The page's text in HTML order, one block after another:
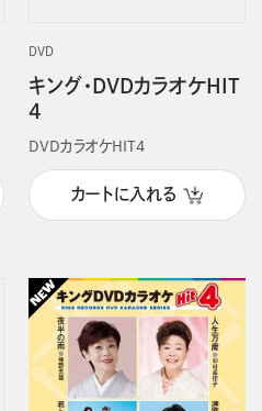
DVD
キング・DVDカラオケHIT
4
DVDカラオケHIT4
カートに入れる